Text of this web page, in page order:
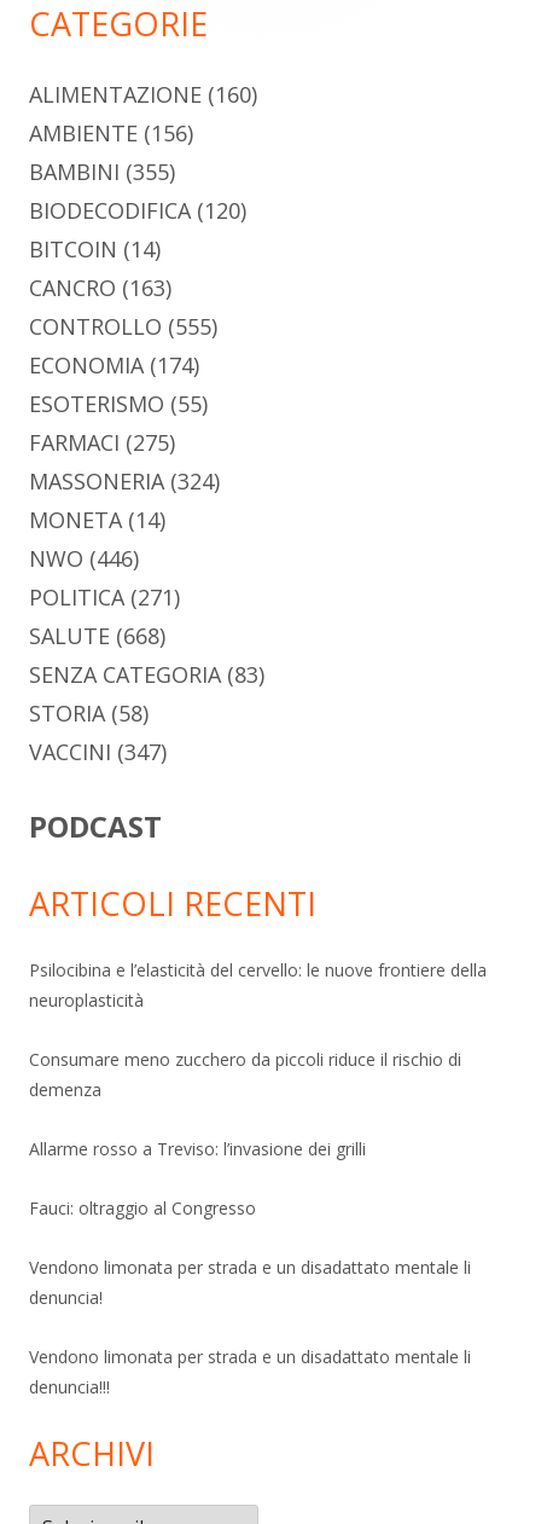
CATEGORIE
ALIMENTAZIONE (160)
AMBIENTE (156)
BAMBINI (355)
BIODECODIFICA(120)
BITCOIN (14)
CANCRO (163)
CONTROLLO (555)
ECONOMIA(174)
ESOTERISMO (55)
FARMACI (275)
MASSONERIA(324)
MONETA(14)
NWO (446)
POLITICA(271)
SALUTE (668)
SENZA CATEGORIA(83)
STORIA(58)
VACCINI (347)
PODCAST
ARTICOLI RECENTI
Psilocibina e l’elasticità del cervello: le nuove frontiere della
neuroplasticità
Consumare meno zucchero da piccoli riduce il rischio di
demenza
Allarme rosso a Treviso: l’invasione dei grilli
Fauci: oltraggio al Congresso
Vendono limonata per strada e un disadattato mentale li
denuncia!
Vendono limonata per strada e un disadattato mentale li
denuncia!!!
ARCHIVI